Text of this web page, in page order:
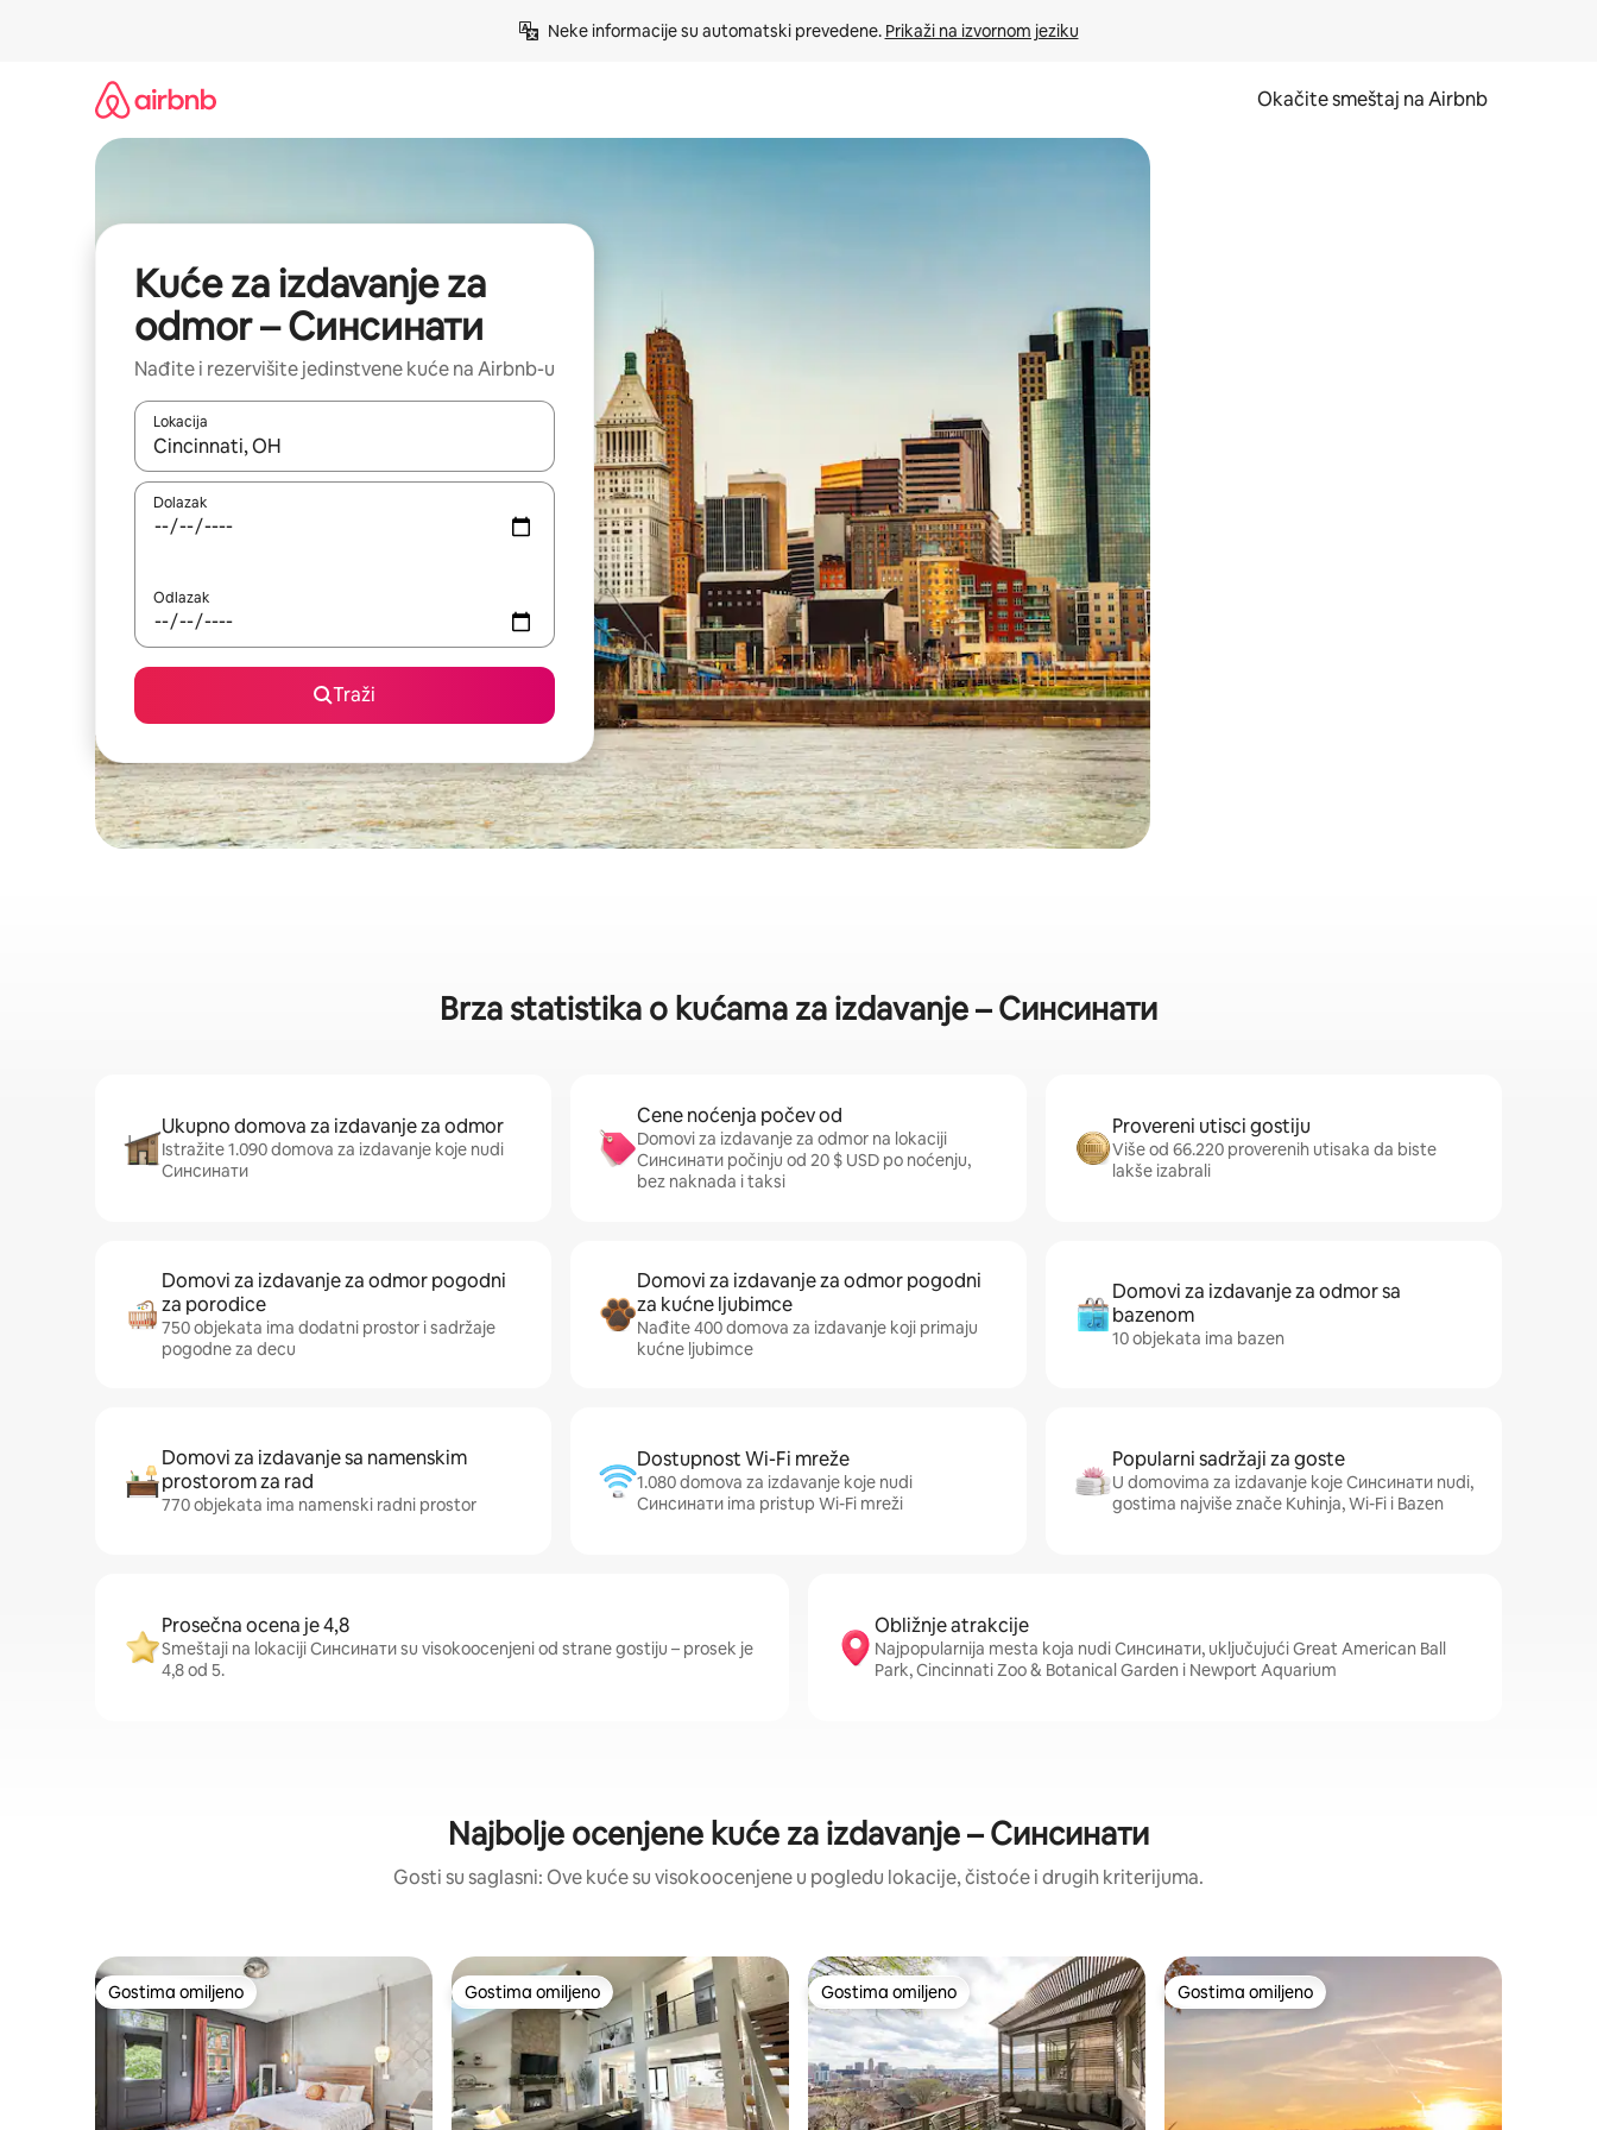
Neke informacije su automatski prevedene. Prikaži na izvornom jeziku
Okačite smeštaj na Airbnb
Kuće za izdavanje za
odmor – Синсинати
Nađite i rezervišite jedinstvene kuće na Airbnb-u
Lokacija
Kad su rezultati dostupni, možete da se krećete kroz njih pomoću strelica nagore i nadole, kao i da ih istražujte dodirom ili prevlačenjem.
Dolazak
Odlazak
Traži
Brza statistika o kućama za izdavanje – Синсинати
Ukupno domova za izdavanje za odmor
Istražite 1.090 domova za izdavanje koje nudi
Синсинати
Cene noćenja počev od
Domovi za izdavanje za odmor na lokaciji
Синсинати počinju od 20 $ USD po noćenju,
bez naknada i taksi
Provereni utisci gostiju
Više od 66.220 proverenih utisaka da biste
lakše izabrali
Domovi za izdavanje za odmor pogodni
za porodice
750 objekata ima dodatni prostor i sadržaje
pogodne za decu
Domovi za izdavanje za odmor pogodni
za kućne ljubimce
Nađite 400 domova za izdavanje koji primaju
kućne ljubimce
Domovi za izdavanje za odmor sa
bazenom
10 objekata ima bazen
Domovi za izdavanje sa namenskim
prostorom za rad
770 objekata ima namenski radni prostor
Dostupnost Wi-Fi mreže
1.080 domova za izdavanje koje nudi
Синсинати ima pristup Wi-Fi mreži
Popularni sadržaji za goste
U domovima za izdavanje koje Синсинати nudi,
gostima najviše znače Kuhinja, Wi-Fi i Bazen
Prosečna ocena je 4,8
Smeštaji na lokaciji Синсинати su visokoocenjeni od strane gostiju – prosek je
4,8 od 5.
Obližnje atrakcije
Najpopularnija mesta koja nudi Синсинати, uključujući Great American Ball
Park, Cincinnati Zoo & Botanical Garden i Newport Aquarium
Najbolje ocenjene kuće za izdavanje – Синсинати
Gosti su saglasni: Ove kuće su visokoocenjene u pogledu lokacije, čistoće i drugih kriterijuma.
Gostima omiljeno
Gostima omiljeno Gostima omiljeno
Gostima omiljeno Gostima omiljeno
Gostima omiljeno Gostima omiljeno
Gostima omiljeno